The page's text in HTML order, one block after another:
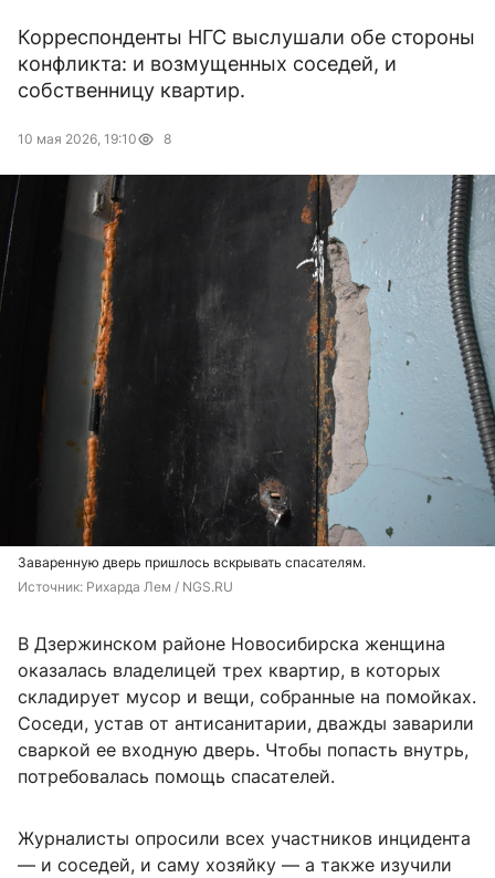
Корреспонденты НГС выслушали обе стороны
конфликта: и возмущенных соседей, и
собственницу квартир.
10 мая 2026, 19:10 8
Заваренную дверь пришлось вскрывать спасателям.
Источник: Рихарда Лем / NGS.RU
В Дзержинском районе Новосибирска женщина
оказалась владелицей трех квартир, в которых
складирует мусор и вещи, собранные на помойках.
Соседи, устав от антисанитарии, дважды заварили
сваркой ее входную дверь. Чтобы попасть внутрь,
потребовалась помощь спасателей.
Журналисты опросили всех участников инцидента
— и соседей, и саму хозяйку — а также изучили